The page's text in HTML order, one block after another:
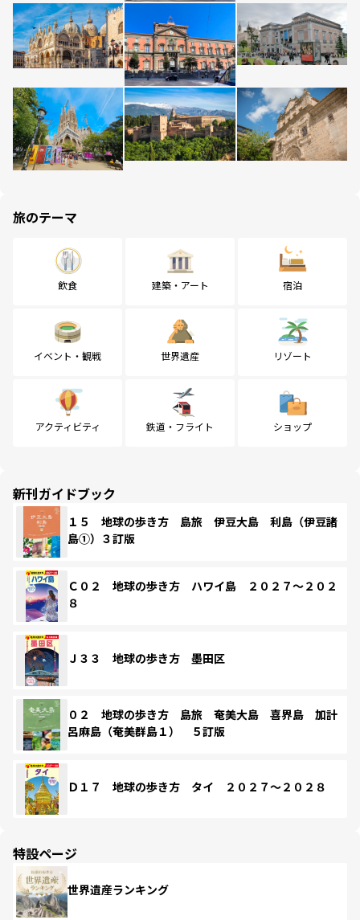
旅のテーマ
飲食 建築・アート 宿泊
イベント・観戦 世界遺産 リゾート
アクティビティ 鉄道・フライト ショップ
新刊ガイドブック
１５ 地球の歩き方 島旅 伊豆大島 利島（伊豆諸
島①）３訂版
Ｃ０２ 地球の歩き方 ハワイ島 ２０２７～２０２
８
Ｊ３３ 地球の歩き方 墨田区
０２ 地球の歩き方 島旅 奄美大島 喜界島 加計
呂麻島（奄美群島１） ５訂版
Ｄ１７ 地球の歩き方 タイ ２０２７～２０２８
特設ページ
世界遺産ランキング